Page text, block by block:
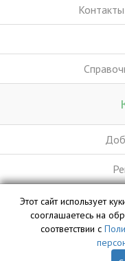
База данных сайта
собственностью
Этот сайт использует
сооглашаетесь на
соответствии с